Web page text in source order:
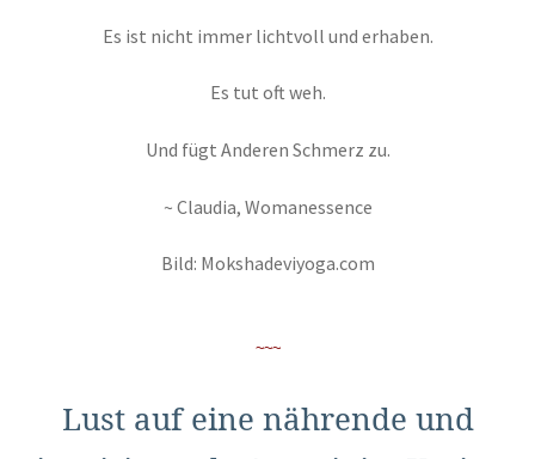
Es ist nicht immer lichtvoll und erhaben.
Es tut oft weh.
Und fügt Anderen Schmerz zu.
~ Claudia, Womanessence
Bild: Mokshadeviyoga.com
~~~
Lust auf eine nährende und